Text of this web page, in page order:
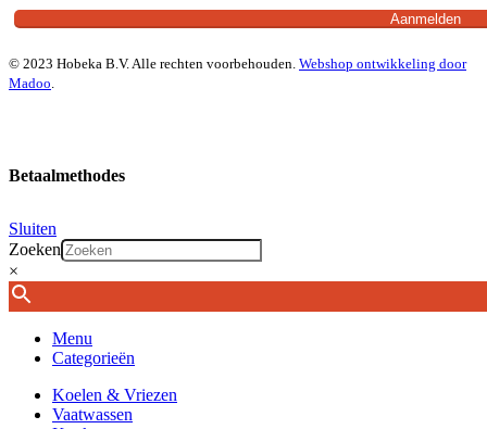
© 2023 Hobeka B.V. Alle rechten voorbehouden. Webshop ontwikkeling door
Madoo.
Betaalmethodes
Sluiten
Zoeken
×
Menu
Categorieën
Koelen & Vriezen
Vaatwassen